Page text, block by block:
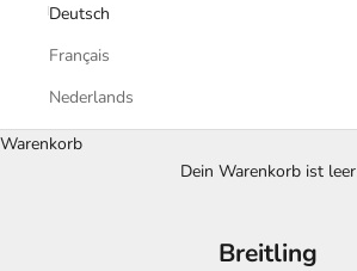
Deutsch
Français
Nederlands
Warenkorb
Dein Warenkorb ist leer
Breitling